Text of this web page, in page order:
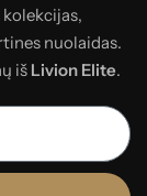
nuolaidas.
iš Livion Elite.